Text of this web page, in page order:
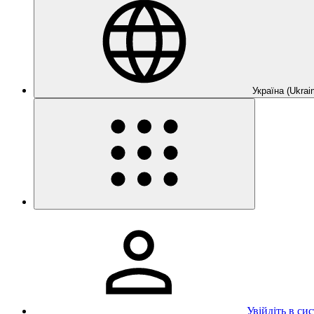
Україна
Увійдіть в